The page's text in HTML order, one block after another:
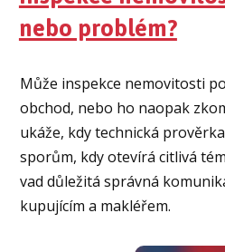
nebo problém?
Může inspekce nemovitosti
obchod, nebo ho naopak
ukáže, kdy technická
sporům, kdy otevírá citlivá
vad důležitá správná
kupujícím a makléřem.